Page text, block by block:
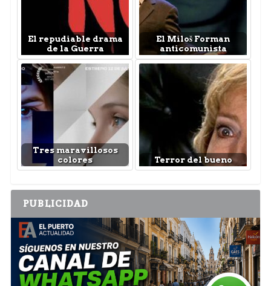
El repudiable drama
de la Guerra
El Miloš Forman
anticomunista
Tres maravillosos
colores
Terror del bueno
PUBLICIDAD